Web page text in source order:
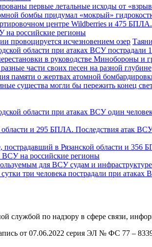
российские регионы
на российские регионы
службой по надзору в сфере связи,
от 07.06.2022 серия ЭЛ № ФС 77 –